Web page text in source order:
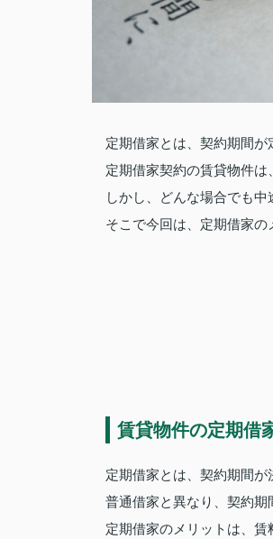
定期借家とは、契約期間が
定期借家契約の賃貸物件は
しかし、どんな場合でも
そこで今回は、定期借家の
賃貸物件の定期借
定期借家とは、契約期間が
普通借家と異なり、契約期
定期借家のメリットは、賃